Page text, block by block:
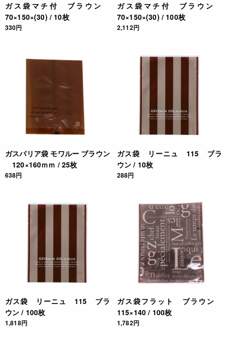
ガス袋マチ付 ブラウン
70×150×(30) / 10枚
330円
ガス袋マチ付 ブラウン
70×150×(30) / 100枚
2,112円
ガスバリア袋 モワルー ブラウン
120×160ｍｍ / 25枚
638円
ガス袋 リーニュ 115 ブラ
ウン / 10枚
288円
ガス袋 リーニュ 115 ブラ
ウン / 100枚
1,818円
ガス袋フラット ブラウン
115×140 / 100枚
1,782円